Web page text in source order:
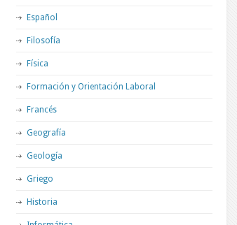
Español
Filosofía
Física
Formación y Orientación Laboral
Francés
Geografía
Geología
Griego
Historia